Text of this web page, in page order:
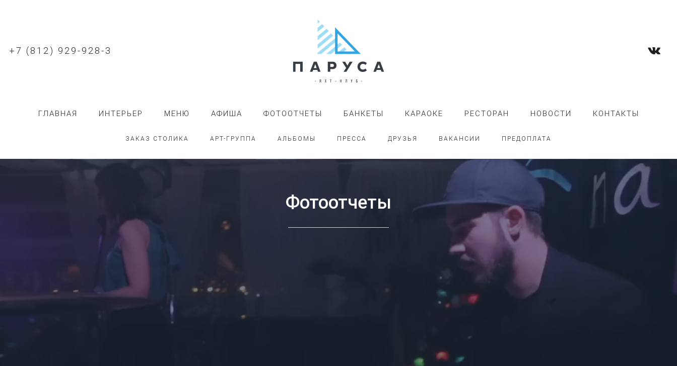
+7 (812) 929-928-3
ГЛАВНАЯ ИНТЕРЬЕР МЕНЮ АФИША ФОТООТЧЕТЫ БАНКЕТЫ КАРАОКЕ РЕСТОРАН НОВОСТИ КОНТАКТЫ
ЗАКАЗ СТОЛИКА АРТ-ГРУППА АЛЬБОМЫ ПРЕССА ДРУЗЬЯ ВАКАНСИИ ПРЕДОПЛАТА
Фотоотчеты